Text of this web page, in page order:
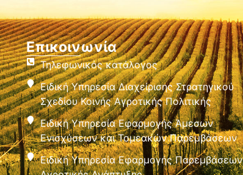
Επικοινωνία
Τηλεφωνικός κατάλογος
Ειδική Υπηρεσία Διαχείρισης Στρατηγικού
Σχεδίου Κοινής Αγροτικής Πολιτικής
Ειδική Υπηρεσία Εφαρμογής Άμεσων
Ενισχύσεων και Τομεακών Παρεμβάσεων
Ειδική Υπηρεσία Εφαρμογής Παρεμβάσεων